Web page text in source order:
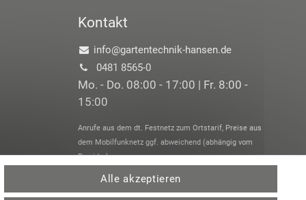
Kontakt
info@gartentechnik-hansen.de
0481 8565-0
Mo. - Do. 08:00 - 17:00 | Fr. 8:00 -
15:00
Anrufe aus dem dt. Festnetz zum Ortstarif, Preise aus
dem Mobilfunknetz ggf. abweichend (abhängig vom
Provider).
Alle akzeptieren